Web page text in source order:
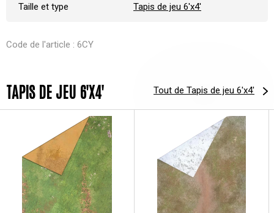
Taille et type Tapis de jeu 6'x4'
Code de l'article : 6CY
TAPIS DE JEU 6'X4' Tout de Tapis de jeu 6'x4'